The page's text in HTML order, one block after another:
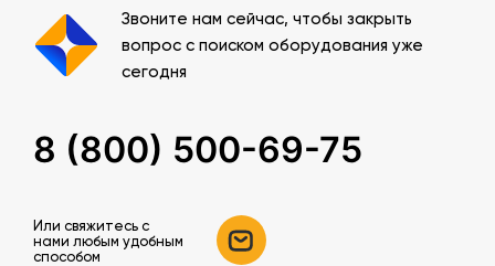
Звоните нам сейчас, чтобы закрыть
вопрос с поиском оборудования уже
сегодня
8 (800) 500-69-75
Или свяжитесь c
нами любым удобным
способом